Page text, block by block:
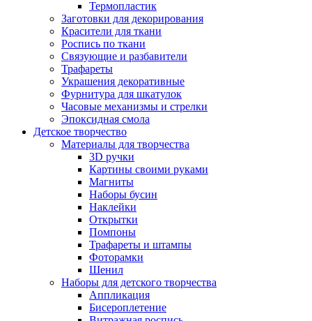
Термопластик
Заготовки для декорирования
Красители для ткани
Роспись по ткани
Связующие и разбавители
Трафареты
Украшения декоративные
Фурнитура для шкатулок
Часовые механизмы и стрелки
Эпоксидная смола
Детское творчество
Материалы для творчества
3D ручки
Картины своими руками
Магниты
Наборы бусин
Наклейки
Открытки
Помпоны
Трафареты и штампы
Фоторамки
Шенил
Наборы для детского творчества
Аппликация
Бисероплетение